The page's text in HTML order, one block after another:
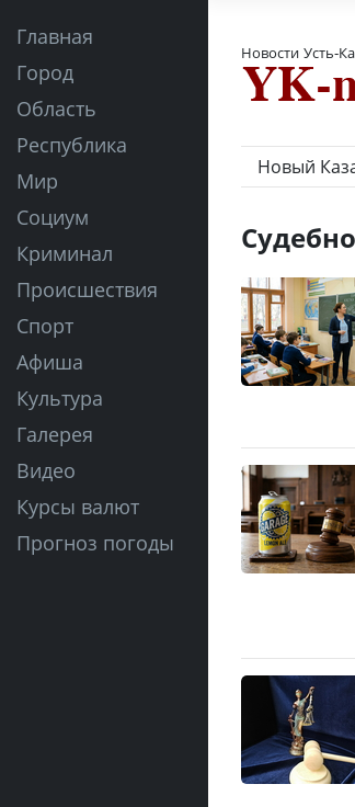
Главная
Город
Область
Республика
Мир
Социум
Криминал
Происшествия
Спорт
Афиша
Культура
Галерея
Видео
Курсы валют
Прогноз погоды
Новости Усть-
Новый